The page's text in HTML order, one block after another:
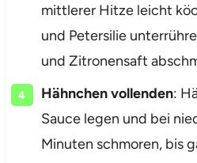
mittlerer Hitze leicht
und Petersilie
und Zitronensaft
Hähnchen vollenden:
Sauce legen und bei
Minuten schmoren, bis